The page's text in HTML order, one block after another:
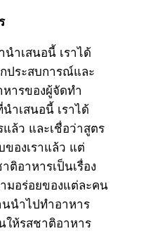
นำเสนอนี้ เราได้
ประสบการณ์และ
ารของผู้จัดทำ
ำเสนอนี้ เราได้
ล้ว และเชื่อว่าสูตร
องเราแล้ว แต่
อาหารเป็นเรื่อง
มอร่อยของแต่ละคน
นำไปทำอาหาร
ให้รสชาติอาหาร